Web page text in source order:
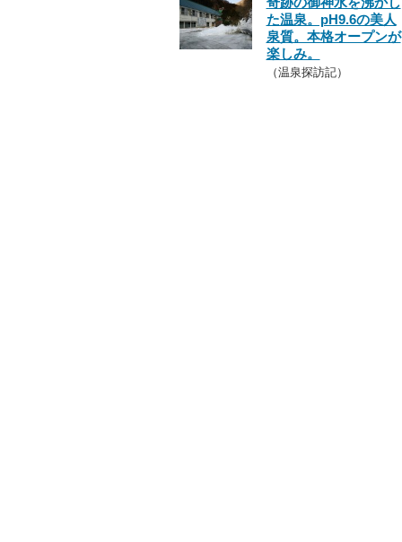
た温泉。pH9.6の美人
泉質。本格オープンが
楽しみ。
（温泉探訪記）